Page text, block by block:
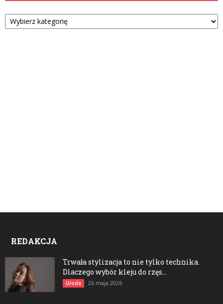
Kategorie
REDAKCJA
Trwała stylizacja to nie tylko technika.
Dlaczego wybór kleju do rzęs...
Uroda 26 maja 2026